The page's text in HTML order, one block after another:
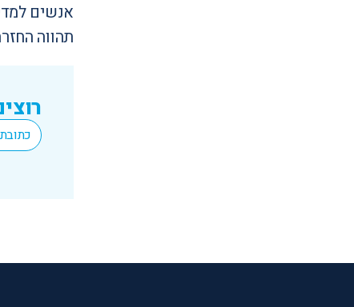
אנשים
תהווה
Email
*